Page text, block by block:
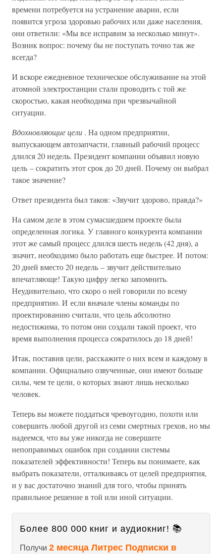
времени потребуется на устранение аварии, если
появится угроза здоровью рабочих или даже населения,
они ответили: «Мы все исправим за несколько минут».
Возник вопрос: почему бы не поступать точно так же
всегда?
И вскоре ежедневное техническое обслуживание на этой
атомной электростанции стали проводить с той же
скоростью, какая необходима при чрезвычайной
ситуации.
Вдохновляющие цели . На одном предприятии,
выпускающем автозапчасти, главный рабочий процесс
длился 20 недель. Президент компании объявил новую
цель – сократить этот срок до 20 дней. Почему он выбрал
такое значение?
Ответ президента был таков: «Звучит здорово, правда?»
На самом деле в этом сумасшедшем проекте была
определенная логика. У главного конкурента компании
этот же самый процесс длился шесть недель (42 дня), а
значит, необходимо было работать еще быстрее. И потом:
20 дней вместо 20 недель – звучит действительно
впечатляюще! Такую цифру легко запомнить.
Неудивительно, что скоро о ней говорили по всему
предприятию. И если вначале члены команды по
проектированию считали, что цель абсолютно
недостижима, то потом они создали такой проект, что
время выполнения процесса сократилось до 18 дней!
Итак, поставив цели, расскажите о них всем и каждому в
компании. Официально озвученные, они имеют больше
силы, чем те цели, о которых знают лишь несколько
человек.
Теперь вы можете поддаться чревоугодию, похоти или
совершить любой другой из семи смертных грехов, но мы
надеемся, что вы уже никогда не совершите
непоправимых ошибок при создании системы
показателей эффективности! Теперь вы понимаете, как
выбрать показатели, отталкиваясь от целей предприятия,
и у вас достаточно знаний для того, чтобы принять
правильное решение в той или иной ситуации.
Более 800 000 книг и аудиокниг! 📚
Получи 2 месяца Литрес Подписки в